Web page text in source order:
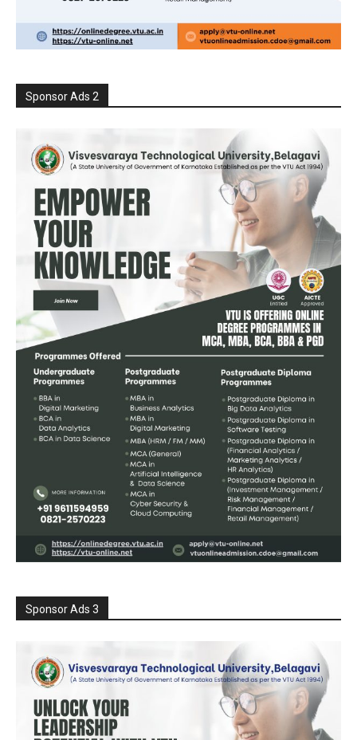
Sponsor Ads 2
Sponsor Ads 3